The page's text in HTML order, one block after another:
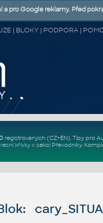
| BLOKY | PODPORA |
registrovaných (CZ+EN). Tipy pro
křivkyv sekci Převodníky.
pro Google reklamy. Před